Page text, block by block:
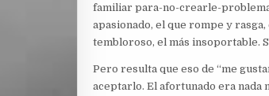
familiar para-no-crearle-
apasionado, el que rompe y
tembloroso, el más insoportable.
Pero resulta que eso de “me
aceptarlo. El afortunado era nada